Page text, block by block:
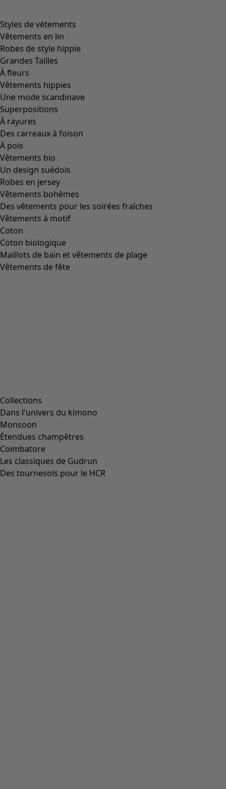
Styles de vétements
Vêtements en lin
Robes de style hippie
Grandes Tailles
À fleurs
Vêtements hippies
Une mode scandinave
Superpositions
À rayures
Des carreaux à foison
À pois
Vêtements bio
Un design suédois
Robes en jersey
Vêtements bohèmes
Des vêtements pour les soirées fraîches
Vêtements à motif
Coton
Coton biologique
Maillots de bain et vêtements de plage
Vêtements de fête
Collections
Dans l'univers du kimono
Monsoon
Étendues champêtres
Coimbatore
Les classiques de Gudrun
Des tournesols pour le HCR